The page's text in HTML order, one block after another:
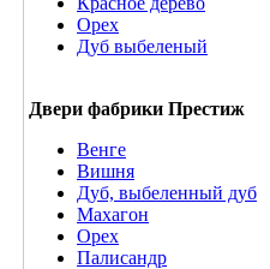
Орех
Дуб выбеленый
Двери фабрики Престиж
Венге
Вишня
Дуб, выбеленный дуб
Махагон
Орех
Палисандр